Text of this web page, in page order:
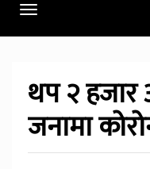
Toggle
navigation
थप २
जनामा